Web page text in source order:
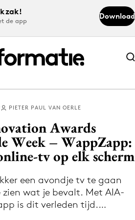
de app
Download
Abonneer nu
Abonneer nu
Download de app
via de Adformatie
app
PIETER PAUL VAN OERLE
Awards
Week – WappZapp:
tv op elk scherm
een avondje tv te gaan
wat je bevalt. Met AIA-
is dit verleden tijd.…